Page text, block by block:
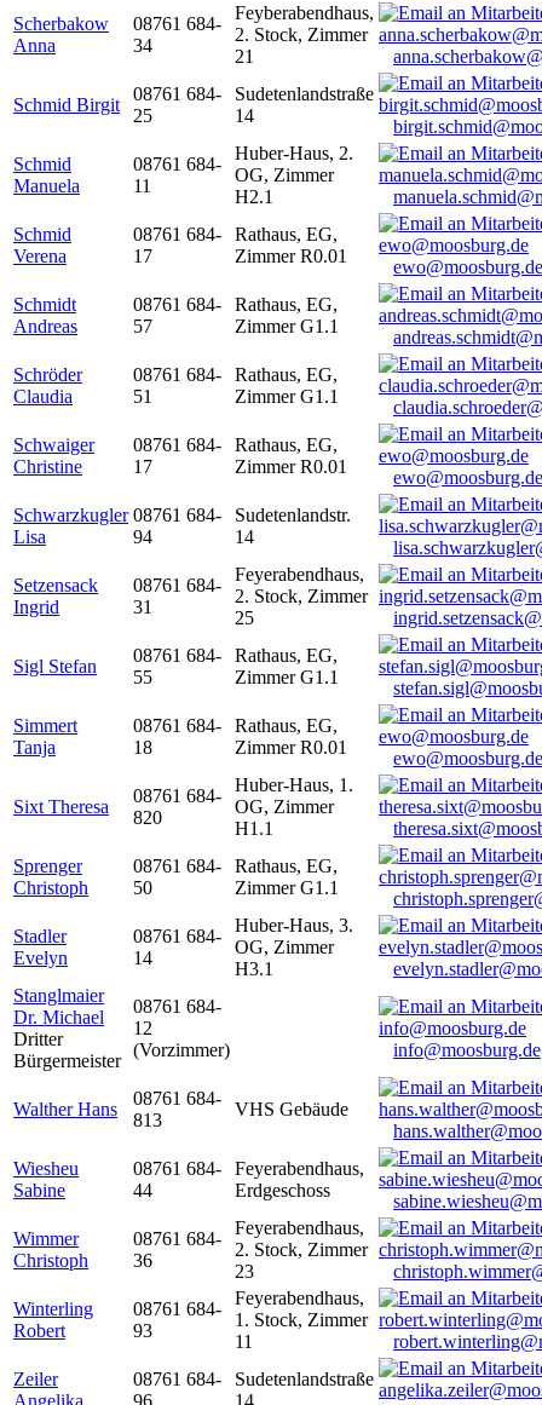
Scherbakow
Anna
08761 684-
34
Feyberabendhaus,
2. Stock, Zimmer
21
Schmid Birgit
08761 684-
25
Sudetenlandstraße
14
Schmid
Manuela
08761 684-
11
Huber-Haus, 2.
OG, Zimmer
H2.1
Schmid
Verena
08761 684-
17
Rathaus, EG,
Zimmer R0.01
ewo@moosburg.de
Schmidt
Andreas
08761 684-
57
Rathaus, EG,
Zimmer G1.1
Schröder
Claudia
08761 684-
51
Rathaus, EG,
Zimmer G1.1
Schwaiger
Christine
08761 684-
17
Rathaus, EG,
Zimmer R0.01
ewo@moosburg.de
Schwarzkugler
Lisa
08761 684-
94
Sudetenlandstr.
14
Setzensack
Ingrid
08761 684-
31
Feyerabendhaus,
2. Stock, Zimmer
25
Sigl Stefan
08761 684-
55
Rathaus, EG,
Zimmer G1.1
Simmert
Tanja
08761 684-
18
Rathaus, EG,
Zimmer R0.01
ewo@moosburg.de
Sixt Theresa
08761 684-
820
Huber-Haus, 1.
OG, Zimmer
H1.1
Sprenger
Christoph
08761 684-
50
Rathaus, EG,
Zimmer G1.1
Stadler
Evelyn
08761 684-
14
Huber-Haus, 3.
OG, Zimmer
H3.1
Stanglmaier
Dr. Michael
Dritter
Bürgermeister
08761 684-
12
(Vorzimmer)
info@moosburg.de
Walther Hans
08761 684-
813
VHS Gebäude
Wiesheu
Sabine
08761 684-
44
Feyerabendhaus,
Erdgeschoss
Wimmer
Christoph
08761 684-
36
Feyerabendhaus,
2. Stock, Zimmer
23
Winterling
Robert
08761 684-
93
Feyerabendhaus,
1. Stock, Zimmer
11
Zeiler
Angelika
08761 684-
96
Sudetenlandstraße
14